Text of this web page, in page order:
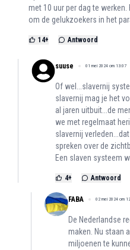
met 10 uur per dag te
om de gelukzoekers in het
14+ Antwoord
suuse 01 mei 2024 om 13:07
Of wel...slavernij
slavernij mag je het
al jaren uitbuit...de
we met regelmaat
slavernij
spreken over de
Een slaven systeem
4+ Antwoord
FABA 02 mei 2024 om
De Nederlandse
maken. Nu staan
miljoenen te